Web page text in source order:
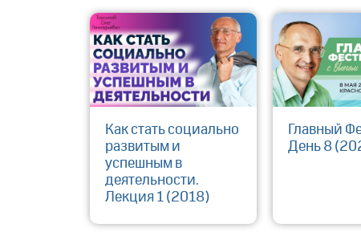
Как стать социально
развитым и
успешным в
деятельности.
Лекция 1 (2018)
Главный
День 8